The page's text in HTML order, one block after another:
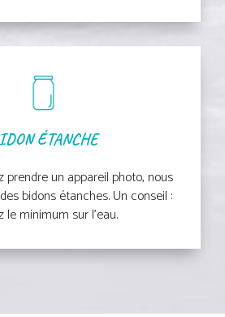
ÉTANCHE
prendre un appareil photo, nous
bidons étanches. Un conseil :
le minimum sur l’eau.